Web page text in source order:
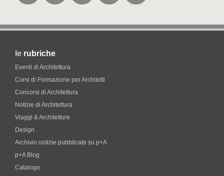
le rubriche
Eventi di Architettura
Corsi di Formazione per Architetti
Concorsi di Architettura
Notizie di Architettura
Viaggi & Architetture
Design
Archivio notizie pubblicate su p+A
p+A Blog
Catalogo